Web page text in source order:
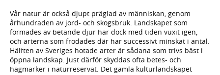
Vår natur är också djupt präglad av människan, genom
århundraden av jord- och skogsbruk. Landskapet som
formades av betande djur har dock med tiden vuxit igen,
och arterna som frodades där har successivt minskat i antal.
Hälften av Sveriges hotade arter är sådana som trivs bäst i
öppna landskap. Just därför skyddas ofta betes- och
hagmarker i naturreservat. Det gamla kulturlandskapet